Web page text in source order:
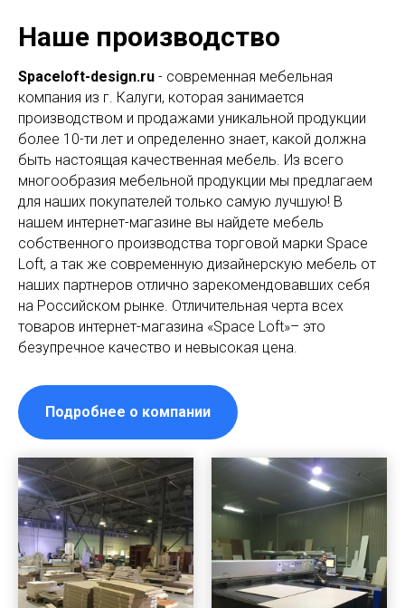
Наше производство
Spaceloft-design.ru - современная мебельная
компания из г. Калуги, которая занимается
производством и продажами уникальной продукции
более 10-ти лет и определенно знает, какой должна
быть настоящая качественная мебель. Из всего
многообразия мебельной продукции мы предлагаем
для наших покупателей только самую лучшую! В
нашем интернет-магазине вы найдете мебель
собственного производства торговой марки Space
Loft, а так же современную дизайнерскую мебель от
наших партнеров отлично зарекомендовавших себя
на Российском рынке. Отличительная черта всех
товаров интернет-магазина «Space Loft»– это
безупречное качество и невысокая цена.
Подробнее о компании